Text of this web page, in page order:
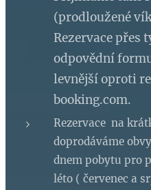
(prodloužené
Rezervace přes
odpovědní
levnější oproti
booking.com.
Rezervace na
doprodáváme
dnem pobytu pro
léto ( červenec a